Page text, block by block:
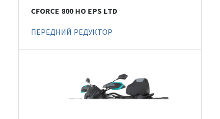
CFORCE 800 HO EPS LTD
ПЕРЕДНИЙ РЕДУКТОР